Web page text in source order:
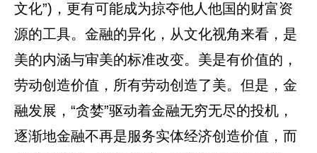
文化”)，更有可能成为掠夺他人他国的财富资
源的工具。金融的异化，从文化视角来看，是
美的内涵与审美的标准改变。美是有价值的，
劳动创造价值，所有劳动创造了美。但是，金
融发展，“贪婪”驱动着金融无穷无尽的投机，
逐渐地金融不再是服务实体经济创造价值，而